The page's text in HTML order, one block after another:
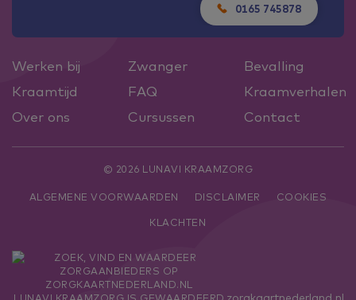
0165 745878
Werken bij Zwanger
Bevalling
Kraamtijd
FAQ
Kraamverhalen
Over ons
Cursussen Contact
© 2026 LUNAVI KRAAMZORG
ALGEMENE VOORWAARDEN DISCLAIMER
COOKIES
KLACHTEN
LUNAVI KRAAMZORG IS GEWAARDEERD